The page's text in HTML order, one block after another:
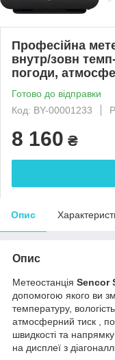
Професійна
внутр/зовн
погоди,
Готово до відправки
Код: BY-00001233
8 160 ₴
Опис
Опис
Метеостанція Sencor
допомогою якого ви
температуру,
атмосферний тиск ,
швидкості та
на дисплеї з